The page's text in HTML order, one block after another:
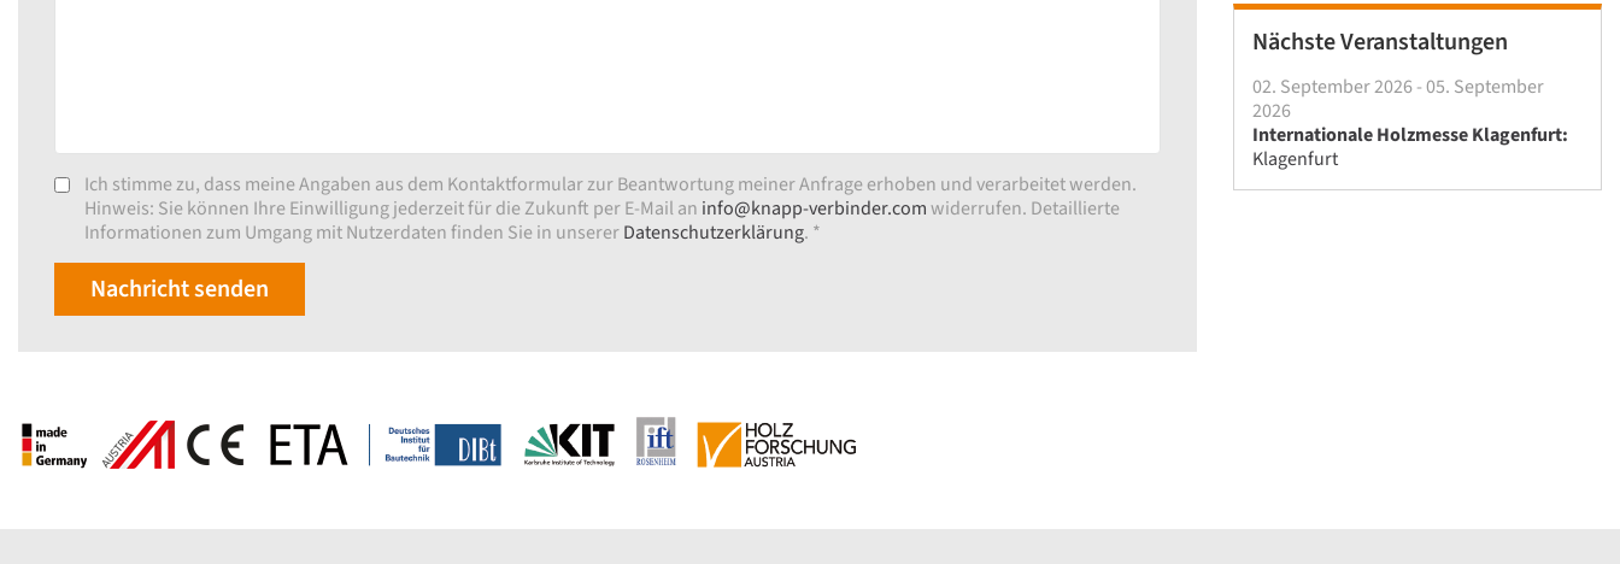
Ich stimme zu, dass meine Angaben aus dem Kontaktformular zur Beantwortung meiner Anfrage erhoben und verarbeitet werden.
Hinweis: Sie können Ihre Einwilligung jederzeit für die Zukunft per E-Mail an info@knapp-verbinder.comwiderrufen. Detaillierte
Informationen zum Umgang mit Nutzerdaten finden Sie in unsererDatenschutzerklärung. *
Nachricht senden
Nächste Veranstaltungen
02. September 2026 - 05. September
2026
Internationale Holzmesse Klagenfurt:
Klagenfurt